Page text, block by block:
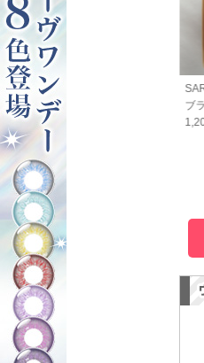
すっきりバン
- Sブラウ
円(税込)
ブ